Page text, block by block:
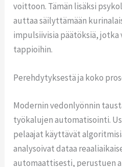
voittoon. Tämän lisäksi
auttaa säilyttämään
impulsiivisia päätöksiä, jotka
tappioihin.
Perehdytyksestä ja koko
Modernin vedonlyönnin
työkalujen automatisointi.
pelaajat käyttävät
analysoivat dataa
automaattisesti, perustuen